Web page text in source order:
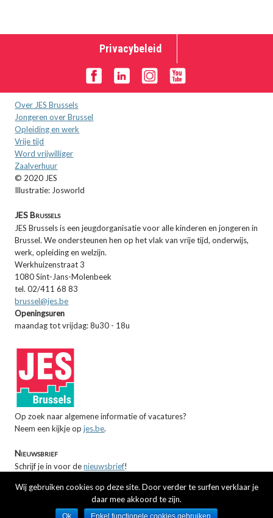
Privacybeleid
Over JES Brussels
Jongeren over Brussel
Opleiding en werk
Vrije tijd
Word vrijwilliger
Zaalverhuur
© 2020 JES
Illustratie: Josworld
JES Brussels
JES Brussels is een jeugdorganisatie voor alle kinderen en jongeren in
Brussel. We ondersteunen hen op het vlak van vrije tijd, onderwijs,
werk, opleiding en welzijn.
Werkhuizenstraat 3
1080 Sint-Jans-Molenbeek
tel. 02/411 68 83
brussel@jes.be
Openingsuren
maandag tot vrijdag: 8u30 - 18u
Op zoek naar algemene informatie of vacatures?
Neem een kijkje opjes.be.
Nieuwsbrief
Schrijf je in voor denieuwsbrief!
Op zoek naar opleidingen voor professionals?
Ontdek het aanbod van deJES Academy .
Wil je meer weten over de werking inAntwerpenenGent?
Wij gebruiken cookies op deze site. Door verder te surfen verklaar je
daar mee akkoord te zijn.
Ok Enkel functionele cookies gebruiken